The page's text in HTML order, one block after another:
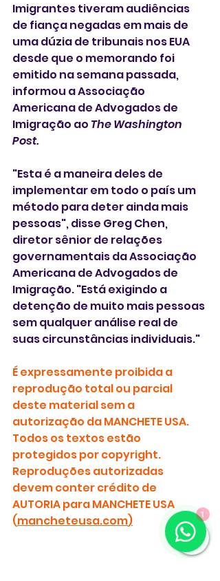
Imigrantes tiveram audiências
de fiança negadas em mais de
uma dúzia de tribunais nos EUA
desde que o memorando foi
emitido na semana passada,
informou a Associação
Americana de Advogados de
Imigração ao The Washington
Post.
"Esta é a maneira deles de
implementar em todo o país um
método para deter ainda mais
pessoas", disse Greg Chen,
diretor sênior de relações
governamentais da Associação
Americana de Advogados de
Imigração. "Está exigindo a
detenção de muito mais pessoas
sem qualquer análise real de
suas circunstâncias individuais."
É expressamente proibida a
reprodução total ou parcial
deste material sem a
autorização da MANCHETE USA.
Todos os textos estão
protegidos por copyright.
Reproduções autorizadas
devem conter crédito de
AUTORIA para MANCHETE USA
(mancheteusa.com)
1